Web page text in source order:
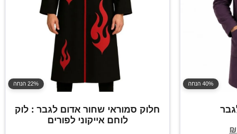
40% הנחה
₪
22% הנחה
חלוק סמוראי שחור אדום לגבר : לוק
לוחם אייקוני לפורים